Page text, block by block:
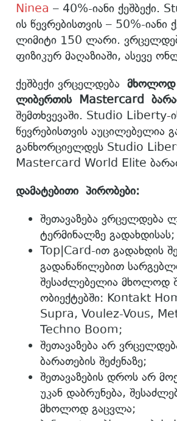
Ninea – 40%-იანი ქეშბექი.
ის წევრებისთვის – 50%-იანი
ლიმიტი 150 ლარი.
ფიზიკურ მაღაზიაში, ასევე
ქეშბექი ვრცელდება მხოლოდ
ლიბერთის Mastercard
შემთხვევაში. Studio Liberty-
წევრებისთვის აუცილებელია
განხორციელდეს Studio
Mastercard World Elite
დამატებითი პირობები:
შეთავაზება ვრცელდება
ტერმინალზე გადახდისას;
Top|Card-ით გადახდის
გადანაწილებით
შესაძლებელია მხოლოდ
ობიექტებში: Kontakt
Supra, Voulez-Vous,
Techno Boom;
შეთავაზება არ
ბარათების შეძენაზე;
შეთავაზების დროს არ
უკან დაბრუნება,
მხოლოდ გაცვლა;